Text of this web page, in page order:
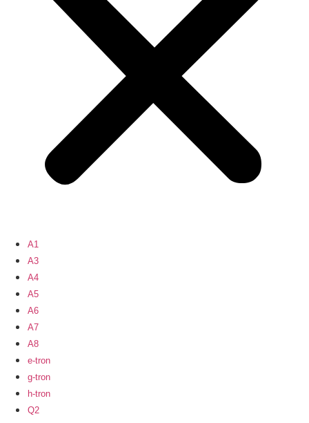
A1
A3
A4
A5
A6
A7
A8
e-tron
g-tron
h-tron
Q2